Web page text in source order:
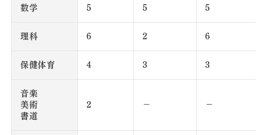
数学 5 5 5
理科 6 2 6
保健体育 4 3 3
音楽
美術
書道
2 － －